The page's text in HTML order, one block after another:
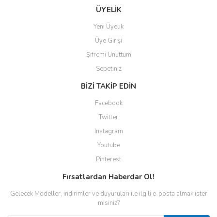
ÜYELİK
Yeni Üyelik
Üye Girişi
Şifremi Unuttum
Sepetiniz
BİZİ TAKİP EDİN
Facebook
Twitter
Instagram
Youtube
Pinterest
Fırsatlardan Haberdar Ol!
Gelecek Modeller, indirimler ve duyuruları ile ilgili e-posta almak ister
misiniz?